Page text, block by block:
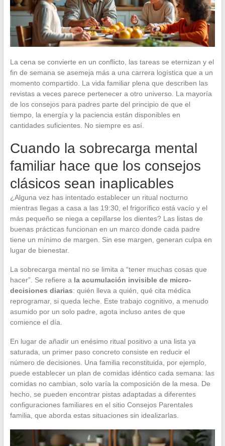
La cena se convierte en un conflicto, las tareas se eternizan y el
fin de semana se asemeja más a una carrera logística que a un
momento compartido. La vida familiar plena que describen las
revistas a veces parece pertenecer a otro universo. La mayoría
de los consejos para padres parte del principio de que el
tiempo, la energía y la paciencia están disponibles en
cantidades suficientes. No siempre es así.
Cuando la sobrecarga mental
familiar hace que los consejos
clásicos sean inaplicables
¿Alguna vez has intentado establecer un ritual nocturno
mientras llegas a casa a las 19:30, el frigorífico está vacío y el
más pequeño se niega a cepillarse los dientes? Las listas de
buenas prácticas funcionan en un marco donde cada padre
tiene un mínimo de margen. Sin ese margen, generan culpa en
lugar de bienestar.
La sobrecarga mental no se limita a “tener muchas cosas que
hacer”. Se refiere a la acumulación invisible de micro-
decisiones diarias: quién lleva a quién, qué cita médica
reprogramar, si queda leche. Este trabajo cognitivo, a menudo
asumido por un solo padre, agota incluso antes de que
comience el día.
En lugar de añadir un enésimo ritual positivo a una lista ya
saturada, un primer paso concreto consiste en reducir el
número de decisiones. Una familia reconstituida, por ejemplo,
puede establecer un plan de comidas idéntico cada semana: las
comidas no cambian, solo varía la composición de la mesa. De
hecho, se pueden encontrar pistas adaptadas a diferentes
configuraciones familiares en el sitio Consejos Parentales
familia, que aborda estas situaciones sin idealizarlas.